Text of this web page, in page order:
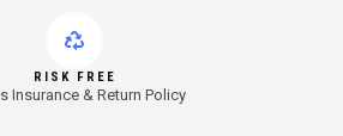
RISK FREE
Insurance & Return Policy